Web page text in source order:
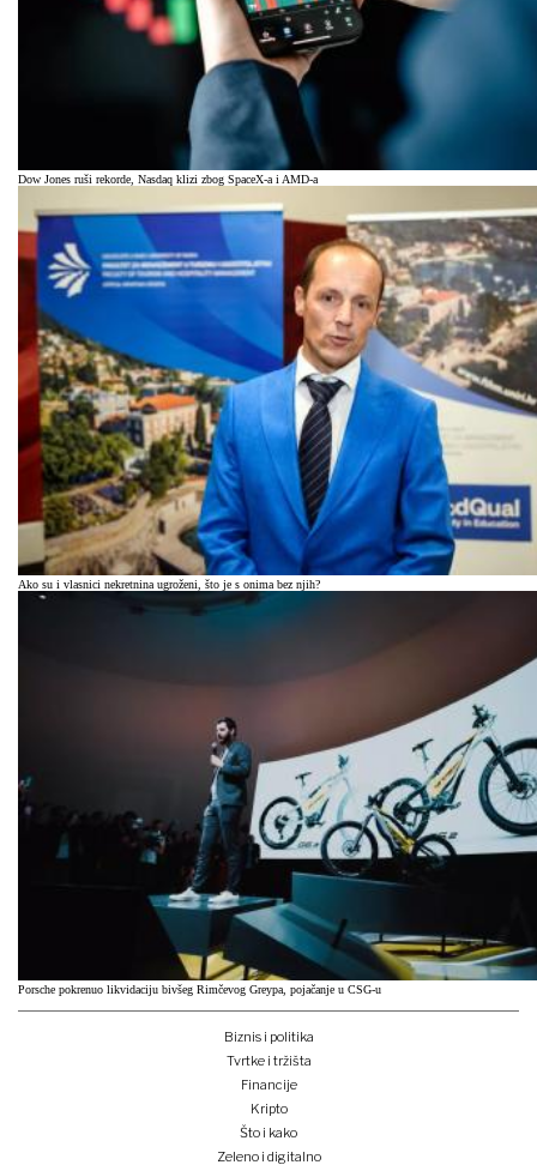
Dow Jones ruši rekorde, Nasdaq klizi zbog SpaceX-a i AMD-a
Ako su i vlasnici nekretnina ugroženi, što je s onima bez njih?
Porsche pokrenuo likvidaciju bivšeg Rimčevog Greypa, pojačanje u CSG-u
Biznis i politika
Tvrtke i tržišta
Financije
Kripto
Što i kako
Zeleno i digitalno